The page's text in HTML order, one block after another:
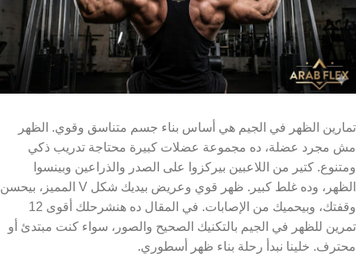
تمارين الظهر في الجيم هي أساس بناء جسم متناسق وقوي. الظهر
مش مجرد عضلة، ده مجموعة عضلات كبيرة محتاجة تدريب ذكي
ومتنوع. كتير من اللاعبين بيركزوا على الصدر والذراعين وبينسوا
الظهر، وده غلط كبير. ظهر قوي وعريض بيديك شكل V المميز، بيحسن
وقفتك، وبيحميك من الإصابات. في المقال ده هنشرحلك أقوى 12
تمرين للظهر في الجيم بالتكنيك الصحيح والصور، سواء كنت مبتدئ أو
محترف. خلينا نبدأ رحلة بناء ظهر أسطوري.